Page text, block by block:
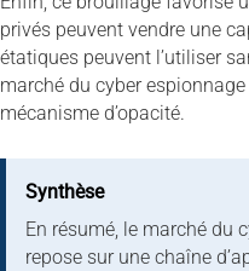
privés peuvent vendre une
étatiques peuvent l’utiliser
marché du cyber
mécanisme d’opacité.
Synthèse
En résumé, le marché du
repose sur une chaîne